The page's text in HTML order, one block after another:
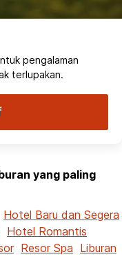
pengalaman
terlupakan.
yang paling
Hotel Baru dan Segera
Hotel Romantis
Resor Spa Liburan